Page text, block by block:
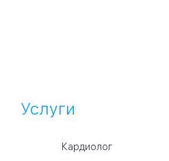
Услуги
Кардиолог